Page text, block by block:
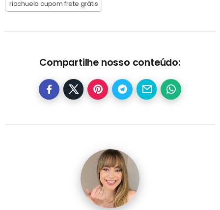
riachuelo cupom frete grátis
Compartilhe nosso conteúdo: